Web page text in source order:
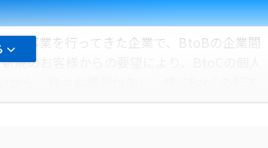
配事業を行ってきた企業で、BtoBの企業間
規のお客様からの要望により、BtoCの個人
わせが増加しました。これにより、コールセ